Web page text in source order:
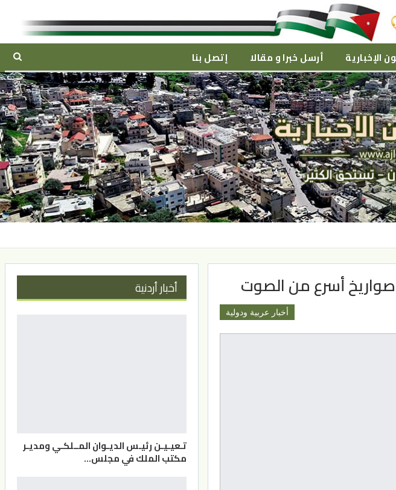
الإخبارية أرسل خبرا و مقالا إتصل بنا
صواريخ أسرع من الصوت
أخبار عربية ودولية
أخبار أردنية
تـعيـيـن رئيـس الديـوان المــلكـي ومديـر
مكتب الملك في مجلس…